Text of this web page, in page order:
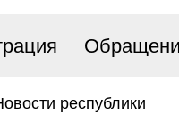
республики